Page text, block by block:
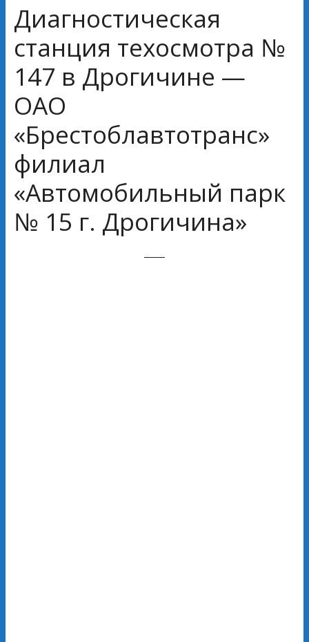
Диагностическая
станция техосмотра №
147 в Дрогичине —
ОАО
«Брестоблавтотранс»
филиал
«Автомобильный парк
№ 15 г. Дрогичина»